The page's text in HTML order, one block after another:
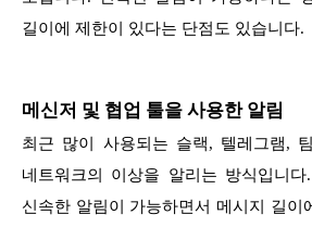
길이에 제한이 있다는 단점도 있습니다.
메신저 및 협업 툴을 사용한 알림
최근 많이 사용되는 슬랙, 텔레그램,
네트워크의 이상을 알리는 방식입니다
신속한 알림이 가능하면서 메시지 길이